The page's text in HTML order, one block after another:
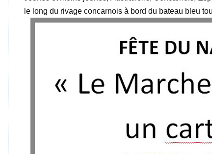
le long du rivage concarnois à bord du bateau bleu